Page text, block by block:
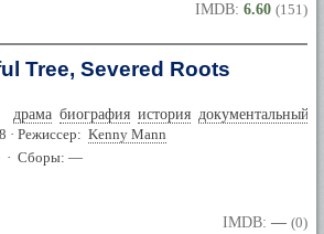
IMDB: 6.60 (151)
Tree, Severed Roots
драма биография история документальный
· Режиссер: Kenny Mann
· Сборы: —
IMDB: — (0)